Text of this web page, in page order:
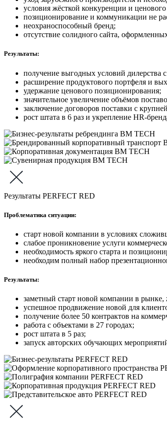
условия жёсткой конкуренции и
позиционирование и коммуникации не
неохраноспособный бренд;
отсутствие солидного сайта,
Результаты:
получение выгодных условий дилерства
расширение продуктового портфеля и
удержание ценового позиционирования;
значительное увеличение объёмов
заключение договоров поставки с
рост штата в 6 раз и укрепление HR-
Результаты PERFECT RED
Проблематика ситуации:
старт новой компании в условиях
слабое проникновение услуги
необходимость яркого старта и
необходим полный набор
Результаты:
заметный старт новой компании в
успешное продвижение новой для
получение более 50 контрактов на
работа с объектами в 27 городах;
рост штата в 5 раз;
запуск авторских обучающих